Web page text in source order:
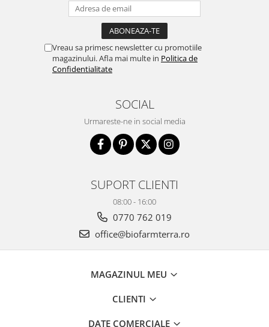
Vreau sa primesc newsletter cu promotiile
magazinului. Afla mai multe in Politica de
Confidentialitate
SOCIAL
Urmareste-ne in social media
SUPORT CLIENTI
08:00 - 16:00
0770 762 019
office@biofarmterra.ro
MAGAZINUL MEU
CLIENTI
DATE COMERCIALE